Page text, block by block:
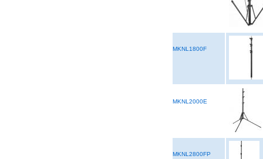
MKNL1800F
MKNL2000E
MKNL2800FP